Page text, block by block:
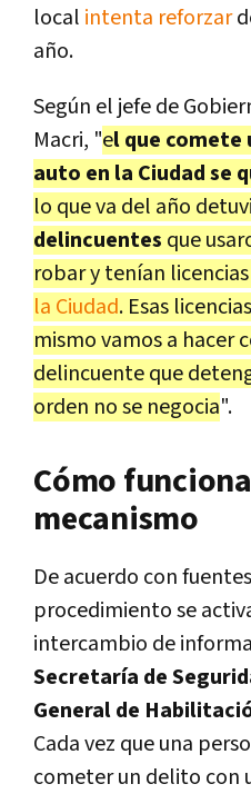
local intenta reforzar
año.
Según el jefe de
Macri, "el que comete
auto en la Ciudad se
lo que va del año
delincuentes que
robar y tenían
la Ciudad. Esas
mismo vamos a hacer
delincuente que
orden no se negocia".
Cómo
mecanismo
De acuerdo con
procedimiento se
intercambio de
Secretaría de
General de
Cada vez que una
cometer un delito con